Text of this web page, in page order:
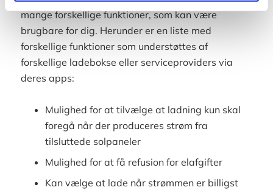
mange forskellige funktioner, som kan være
brugbare for dig. Herunder er en liste med
forskellige funktioner som understøttes af
forskellige ladebokse eller serviceproviders via
deres apps:
Mulighed for at tilvælge at ladning kun skal
foregå når der produceres strøm fra
tilsluttede solpaneler
Mulighed for at få refusion for elafgifter
Kan vælge at lade når strømmen er billigst